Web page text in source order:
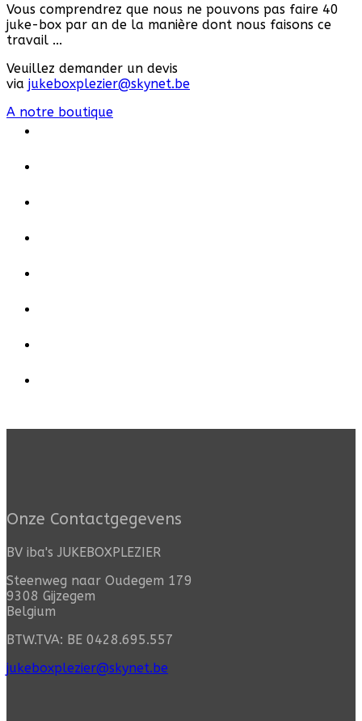
Vous comprendrez que nous ne pouvons pas faire 40
juke-box par an de la manière dont nous faisons ce
travail ...
Veuillez demander un devis
via jukeboxplezier@skynet.be
A notre boutique
Onze Contactgegevens
BV iba's JUKEBOXPLEZIER
Steenweg naar Oudegem 179
9308 Gijzegem
Belgium
BTW.TVA: BE 0428.695.557
jukeboxplezier@skynet.be